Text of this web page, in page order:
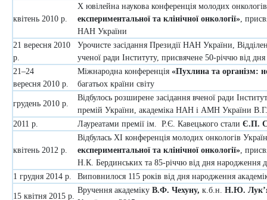
квітень 2010 р.
X ювілейна наукова конференція молодих
експериментальної та клінічної онкології»,
НАН України
21 вересня 2010
р.
Урочисте засідання Президії НАН України,
ученої ради Інституту, присвячене 50-річчю від
21–24
вересня 2010 р.
Міжнародна конференція «Пухлина та організм:
багатьох країни світу
грудень 2010 р.
Відбулось розширене засідання вченої ради
премій України, академіка НАН і АМН України
2011 р.
Лауреатами премії ім. Р.Є. Кавецького стали Є.П.
квітень 2012 р.
Відбулась ХІ конференція молодих онкологів
експериментальної та клінічної онкології»,
Н.К. Бердинських та 85-річчю від дня
1 грудня 2014 р.
Виповнилося 115 років від дня народження
15 квітня 2015 р.
Вручення академіку В.Ф. Чехуну, к.б.н. Н.Ю.